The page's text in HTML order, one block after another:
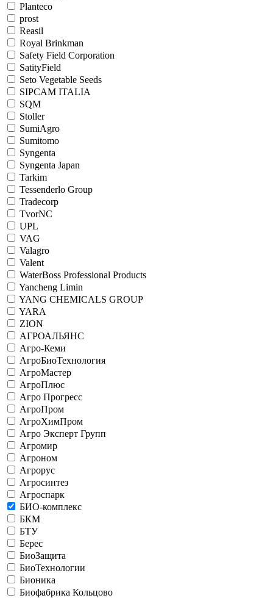
Planteco
prost
Reasil
Royal Brinkman
Safety Field Сorporation
SatityField
Seto Vegetable Seeds
SIPCAM ITALIA
SQM
Stoller
SumiAgro
Sumitomo
Syngenta
Syngenta Japan
Tarkim
Tessenderlo Group
Tradecorp
TvorNC
UPL
VAG
Valagro
Valent
WaterBoss Professional Products
Yancheng Limin
YANG CHEMICALS GROUP
YARA
ZION
АГРОАЛЬЯНС
Агро-Кеми
АгроБиоТехнология
АгроМастер
АгроПлюс
Агро Прогресс
АгроПром
АгроХимПром
Агро Эксперт Групп
Агромир
Агроном
Агрорус
Агросинтез
Агроспарк
БИО-комплекс
БКМ
БТУ
Берес
БиоЗащита
БиоТехнологии
Бионика
Биофабрика Кольцово